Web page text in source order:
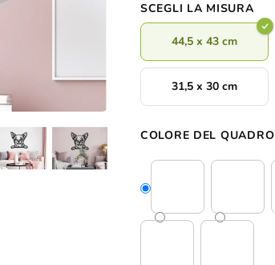
5
stelle.
SCEGLI LA MISURA
44,5 x 43 cm
31,5 x 30 cm
COLORE DEL QUADRO